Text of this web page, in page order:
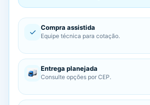
✓ Compra assistida
Equipe técnica para cotação.
Entrega planejada
Consulte opções por CEP.